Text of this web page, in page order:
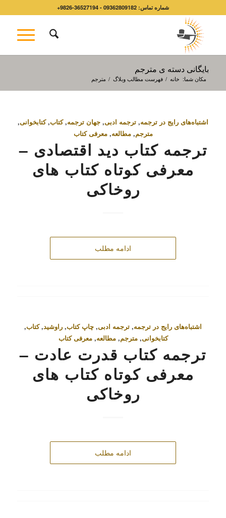
شماره تماس: 09362809182 - 36527194-9826+
بایگانی دسته ی مترجم
مکان شما: خانه / فهرست مطالب وبلاگ / مترجم
اشتباه‌های رایج در ترجمه, ترجمه ادبی, جهان ترجمه,کتاب,کتابخوانی,
مترجم,مطالعه,معرفی کتاب
ترجمه کتاب دید اقتصادی –
معرفی کوتاه کتاب‌ های
روخاکی
ادامه مطلب
اشتباه‌های رایج در ترجمه, ترجمه ادبی, چاپ کتاب, راوشید,کتاب,
کتابخوانی,مترجم,مطالعه,معرفی کتاب
ترجمه کتاب قدرت عادت –
معرفی کوتاه کتاب‌ های
روخاکی
ادامه مطلب